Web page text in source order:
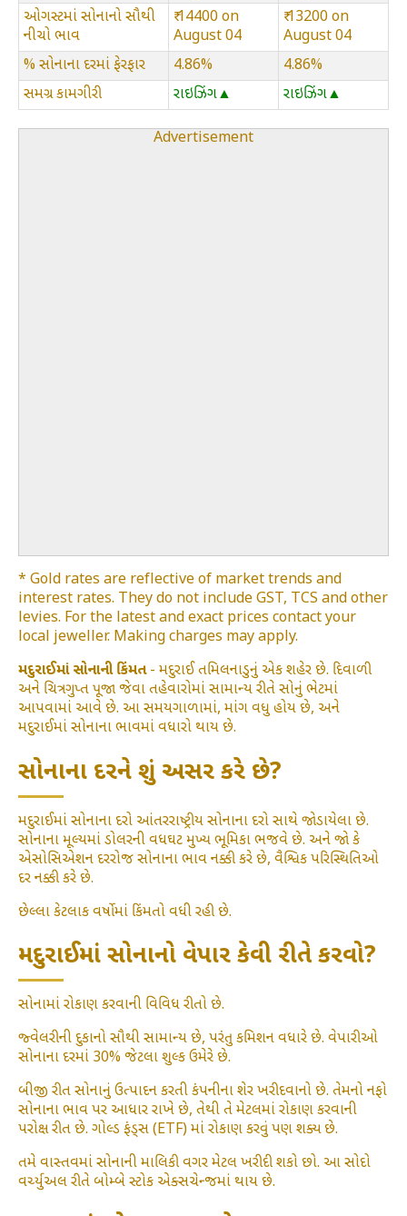
ઓગસ્ટમાં સોનાનો સૌથી
નીચો ભાવ
₹ 14400 on
August 04
₹ 13200 on
August 04
% સોનાના દરમાં ફેરફાર
4.86%
4.86%
સમગ્ર કામગીરી
રાઇઝિંગ▲ રાઇઝિંગ▲
Advertisement
* Gold rates are reflective of market trends and
interest rates. They do not include GST, TCS and other
levies. For the latest and exact prices contact your
local jeweller. Making charges may apply.
મદુરાઈમાં સોનાની કિંમત- મદુરાઈ તમિલનાડુનું એક શહેર છે. દિવાળી
અને ચિત્રગુપ્ત પૂજા જેવા તહેવારોમાં સામાન્ય રીતે સોનું ભેટમાં
આપવામાં આવે છે. આ સમયગાળામાં, માંગ વધુ હોય છે, અને
મદુરાઈમાં સોનાના ભાવમાં વધારો થાય છે.
સોનાના દરને શું અસર કરે છે?
મદુરાઈમાં સોનાના દરો આંતરરાષ્ટ્રીય સોનાના દરો સાથે જોડાયેલા છે.
સોનાના મૂલ્યમાં ડોલરની વધઘટ મુખ્ય ભૂમિકા ભજવે છે. અને જો કે
એસોસિએશન દરરોજ સોનાના ભાવ નક્કી કરે છે, વૈશ્વિક પરિસ્થિતિઓ
દર નક્કી કરે છે.
છેલ્લા કેટલાક વર્ષોમાં કિંમતો વધી રહી છે.
મદુરાઈમાં સોનાનો વેપાર કેવી રીતે કરવો?
સોનામાં રોકાણ કરવાની વિવિધ રીતો છે.
જ્વેલરીની દુકાનો સૌથી સામાન્ય છે, પરંતુ કમિશન વધારે છે. વેપારીઓ
સોનાના દરમાં 30% જેટલા શુલ્ક ઉમેરે છે.
બીજી રીત સોનાનું ઉત્પાદન કરતી કંપનીના શેર ખરીદવાનો છે. તેમનો નફો
સોનાના ભાવ પર આધાર રાખે છે, તેથી તે મેટલમાં રોકાણ કરવાની
પરોક્ષ રીત છે. ગોલ્ડ ફંડ્સ (ETF) માં રોકાણ કરવું પણ શક્ય છે.
તમે વાસ્તવમાં સોનાની માલિકી વગર મેટલ ખરીદી શકો છો. આ સોદો
વર્ચ્યુઅલ રીતે બોમ્બે સ્ટોક એક્સચેન્જમાં થાય છે.